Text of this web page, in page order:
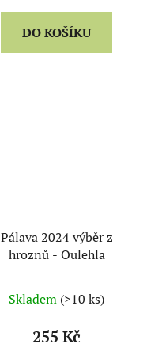
DO KOŠÍKU
Pálava 2024 výběr z
hroznů - Oulehla
Skladem (>10 ks)
255 Kč